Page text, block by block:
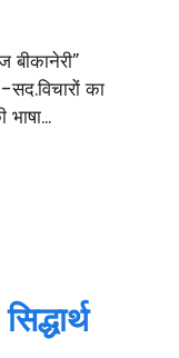
बीकानेरी”
का